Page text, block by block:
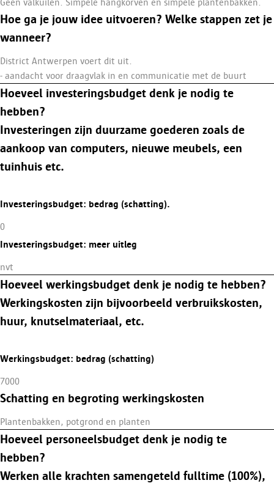
Geen valkuilen. Simpele hangkorven en simpele plantenbakken.
Hoe ga je jouw idee uitvoeren? Welke stappen zet je
wanneer?
District Antwerpen voert dit uit.
- aandacht voor draagvlak in en communicatie met de buurt
Hoeveel investeringsbudget denk je nodig te
hebben?
Investeringen zijn duurzame goederen zoals de
aankoop van computers, nieuwe meubels, een
tuinhuis etc.
Investeringsbudget: bedrag (schatting).
0
Investeringsbudget: meer uitleg
nvt
Hoeveel werkingsbudget denk je nodig te hebben?
Werkingskosten zijn bijvoorbeeld verbruikskosten,
huur, knutselmateriaal, etc.
Werkingsbudget: bedrag (schatting)
7000
Schatting en begroting werkingskosten
Plantenbakken, potgrond en planten
Hoeveel personeelsbudget denk je nodig te
hebben?
Werken alle krachten samengeteld fulltime (100%),